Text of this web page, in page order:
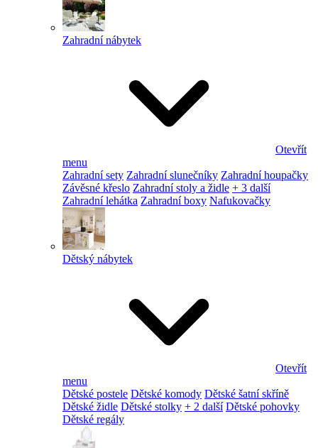
Zahradní nábytek
Otevřít
menu
Zahradní sety Zahradní slunečníky Zahradní houpačky
Závěsné křeslo Zahradní stoly a židle + 3 další
Zahradní lehátka Zahradní boxy Nafukovačky
Dětský nábytek
Otevřít
menu
Dětské postele Dětské komody Dětské šatní skříně
Dětské židle Dětské stolky + 2 další Dětské pohovky
Dětské regály